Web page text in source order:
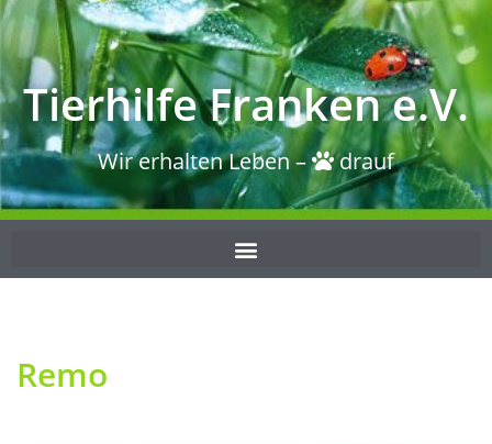
Tierhilfe Franken e.V.
Wir erhalten Leben – drauf
Remo